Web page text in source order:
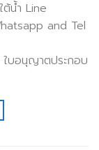
น้ำ Line
and Tel
บอนุญาตประกอบ